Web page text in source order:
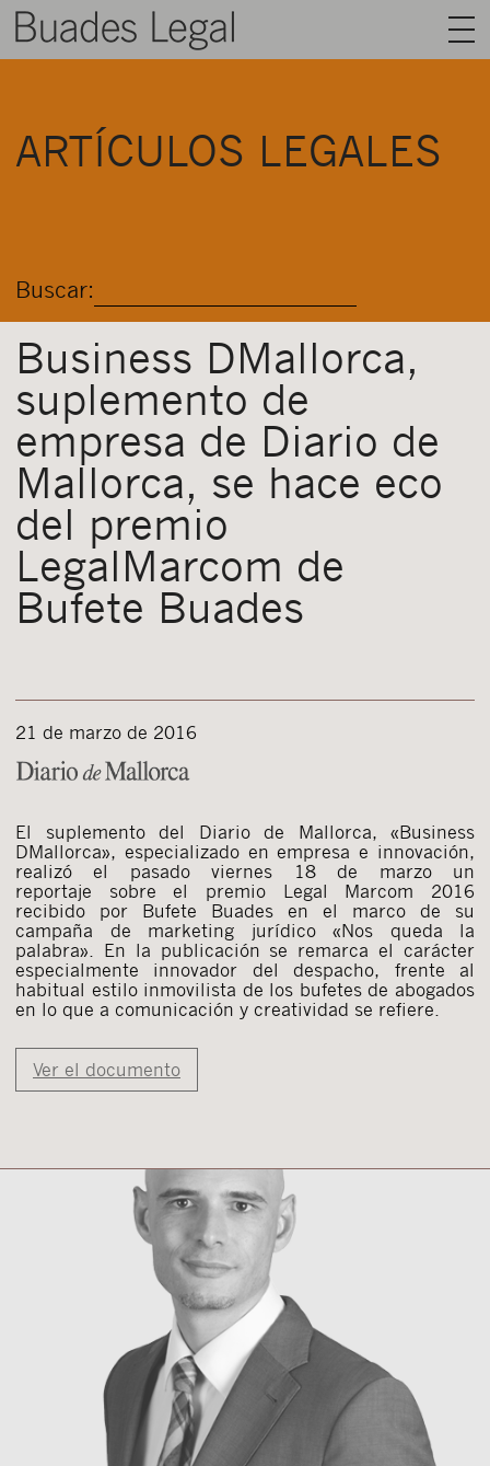
ÁREAS
ARTÍCULOS LEGALES
Buscar:
Business DMallorca,
suplemento de
empresa de Diario de
Mallorca, se hace eco
del premio
LegalMarcom de
Bufete Buades
21 de marzo de 2016
El suplemento del Diario de Mallorca, «Business
DMallorca», especializado en empresa e innovación,
realizó el pasado viernes 18 de marzo un
reportaje sobre el premio Legal Marcom 2016
recibido por Bufete Buades en el marco de su
campaña de marketing jurídico «Nos queda la
palabra». En la publicación se remarca el carácter
especialmente innovador del despacho, frente al
habitual estilo inmovilista de los bufetes de abogados
en lo que a comunicación y creatividad se refiere.
Ver el documento